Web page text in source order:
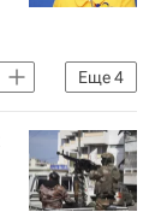
Еще4